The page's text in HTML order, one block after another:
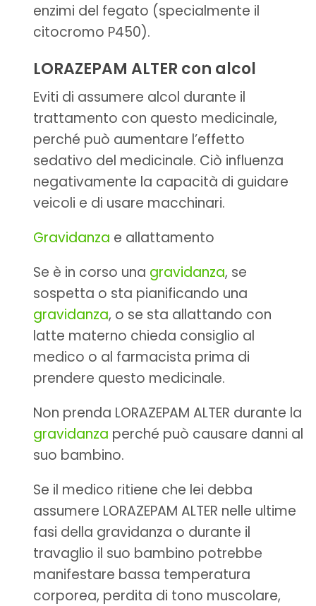
enzimi del fegato (specialmente il
citocromo P450).
LORAZEPAM ALTER con alcol
Eviti di assumere alcol durante il
trattamento con questo medicinale,
perché può aumentare l’effetto
sedativo del medicinale. Ciò influenza
negativamente la capacità di guidare
veicoli e di usare macchinari.
Gravidanza e allattamento
Se è in corso una gravidanza, se
sospetta o sta pianificando una
gravidanza, o se sta allattando con
latte materno chieda consiglio al
medico o al farmacista prima di
prendere questo medicinale.
Non prenda LORAZEPAM ALTER durante la
gravidanza perché può causare danni al
suo bambino.
Se il medico ritiene che lei debba
assumere LORAZEPAM ALTER nelle ultime
fasi della gravidanza o durante il
travaglio il suo bambino potrebbe
manifestare bassa temperatura
corporea, perdita di tono muscolare,